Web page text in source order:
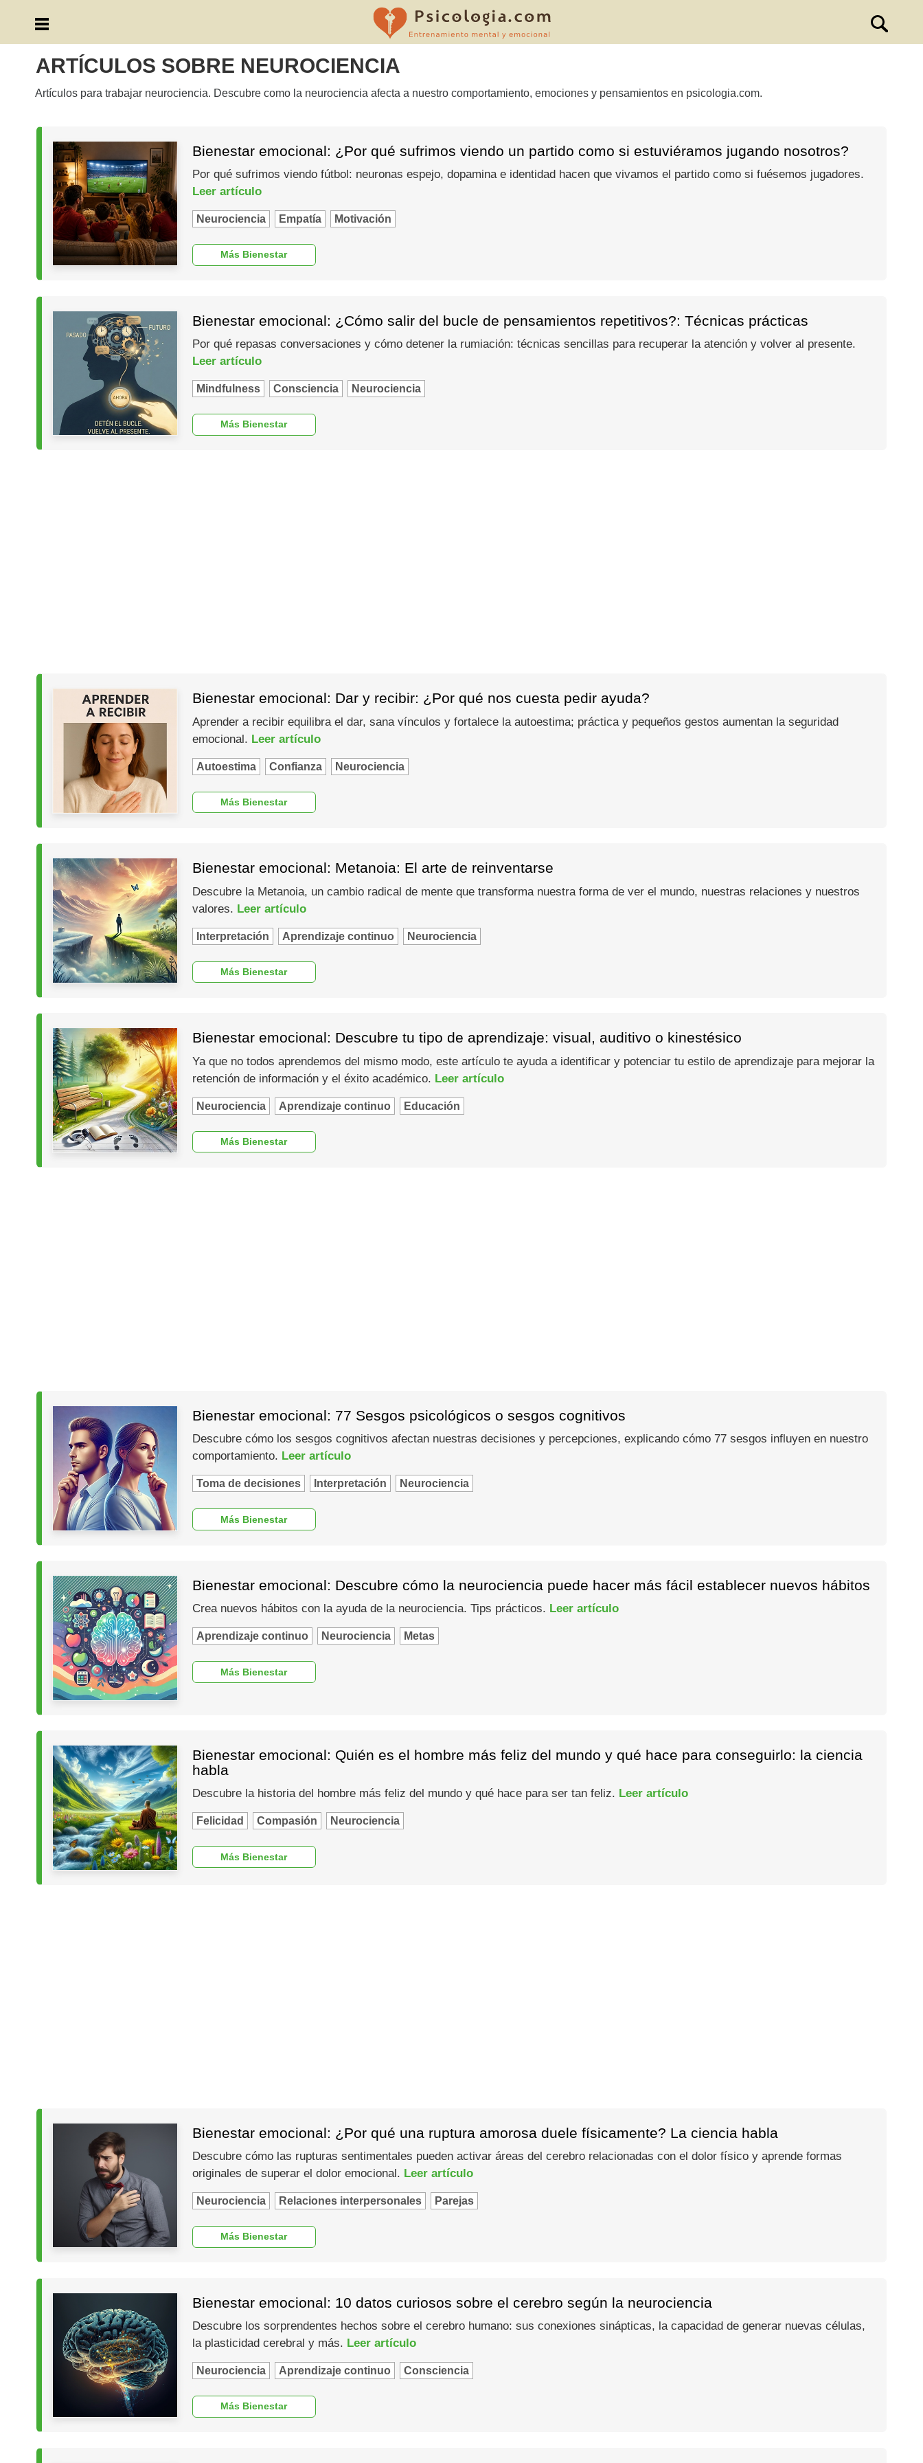
ARTÍCULOS SOBRE NEUROCIENCIA
Artículos para trabajar neurociencia. Descubre como la neurociencia afecta a nuestro comportamiento, emociones y pensamientos en psicologia.com.
Bienestar emocional: ¿Por qué sufrimos viendo un partido como si estuviéramos jugando nosotros?
Por qué sufrimos viendo fútbol: neuronas espejo, dopamina e identidad hacen que vivamos el partido como si fuésemos jugadores.
Leer artículo
Neurociencia Empatía Motivación
Más Bienestar
Bienestar emocional: ¿Cómo salir del bucle de pensamientos repetitivos?: Técnicas prácticas
Por qué repasas conversaciones y cómo detener la rumiación: técnicas sencillas para recuperar la atención y volver al presente.
Leer artículo
Mindfulness Consciencia Neurociencia
Más Bienestar
Bienestar emocional: Dar y recibir: ¿Por qué nos cuesta pedir ayuda?
Aprender a recibir equilibra el dar, sana vínculos y fortalece la autoestima; práctica y pequeños gestos aumentan la seguridad
emocional. Leer artículo
Autoestima Confianza Neurociencia
Más Bienestar
Bienestar emocional: Metanoia: El arte de reinventarse
Descubre la Metanoia, un cambio radical de mente que transforma nuestra forma de ver el mundo, nuestras relaciones y nuestros
valores. Leer artículo
Interpretación Aprendizaje continuo Neurociencia
Más Bienestar
Bienestar emocional: Descubre tu tipo de aprendizaje: visual, auditivo o kinestésico
Ya que no todos aprendemos del mismo modo, este artículo te ayuda a identificar y potenciar tu estilo de aprendizaje para mejorar la
retención de información y el éxito académico. Leer artículo
Neurociencia Aprendizaje continuo Educación
Más Bienestar
Bienestar emocional: 77 Sesgos psicológicos o sesgos cognitivos
Descubre cómo los sesgos cognitivos afectan nuestras decisiones y percepciones, explicando cómo 77 sesgos influyen en nuestro
comportamiento. Leer artículo
Toma de decisiones Interpretación Neurociencia
Más Bienestar
Bienestar emocional: Descubre cómo la neurociencia puede hacer más fácil establecer nuevos hábitos
Crea nuevos hábitos con la ayuda de la neurociencia. Tips prácticos. Leer artículo
Aprendizaje continuo Neurociencia Metas
Más Bienestar
Bienestar emocional: Quién es el hombre más feliz del mundo y qué hace para conseguirlo: la ciencia
habla
Descubre la historia del hombre más feliz del mundo y qué hace para ser tan feliz. Leer artículo
Felicidad Compasión Neurociencia
Más Bienestar
Bienestar emocional: ¿Por qué una ruptura amorosa duele físicamente? La ciencia habla
Descubre cómo las rupturas sentimentales pueden activar áreas del cerebro relacionadas con el dolor físico y aprende formas
originales de superar el dolor emocional. Leer artículo
Neurociencia Relaciones interpersonales Parejas
Más Bienestar
Bienestar emocional: 10 datos curiosos sobre el cerebro según la neurociencia
Descubre los sorprendentes hechos sobre el cerebro humano: sus conexiones sinápticas, la capacidad de generar nuevas células,
la plasticidad cerebral y más. Leer artículo
Neurociencia Aprendizaje continuo Consciencia
Más Bienestar